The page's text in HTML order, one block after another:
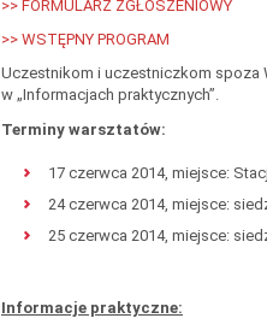
>> FORMULARZ ZGŁOSZENIOWY
>> WSTĘPNY PROGRAM
Uczestnikom i uczestniczkom spoza
w „Informacjach praktycznych”.
Terminy warsztatów:
17 czerwca 2014, miejsce:
24 czerwca 2014, miejsce:
25 czerwca 2014, miejsce:
Informacje praktyczne: